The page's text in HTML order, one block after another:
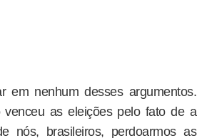
em nenhum desses argumentos.
venceu as eleições pelo fato de a
nós, brasileiros, perdoarmos as